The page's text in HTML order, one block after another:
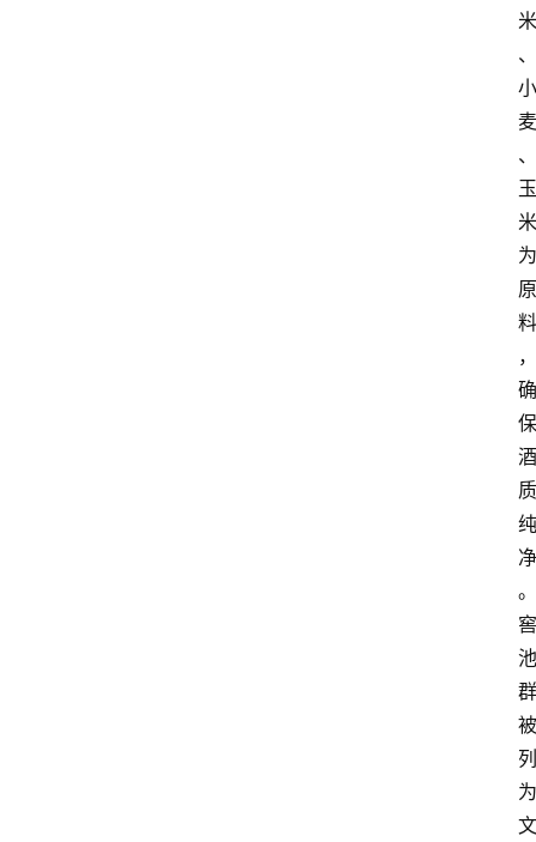
米
、
小
麦
、
玉
米
为
原
料
，
确
保
酒
质
纯
净
。
窖
池
群
被
列
为
文